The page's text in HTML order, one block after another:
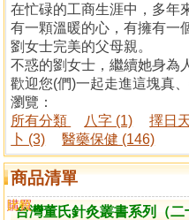
在忙碌的工商生涯中，多年
有一顆溫暖的心，有擁有一
劉女士完美的父母親。
不惑的劉女士，繼續她身為
歡迎您(們)一起走進這塊真
瀏覽：
所有分類
八字 (1) 擇日
卜 (3)
醫藥保健 (146)
商品清單
台灣董氏針灸叢書系列（
購買
比較